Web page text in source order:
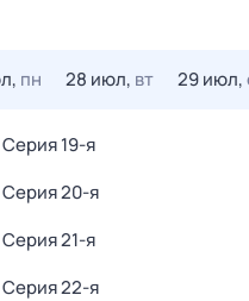
пн 28 июл, вт 29 июл,
Серия 19-я
Серия 20-я
Серия 21-я
Серия 22-я